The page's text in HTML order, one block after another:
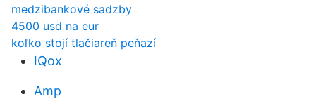
medzibankové sadzby
4500 usd na eur
koľko stojí tlačiareň peňazí
IQox
Amp